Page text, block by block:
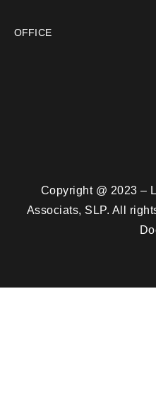
OFFICE
Copyright @ 2023 –
Associats, SLP. All